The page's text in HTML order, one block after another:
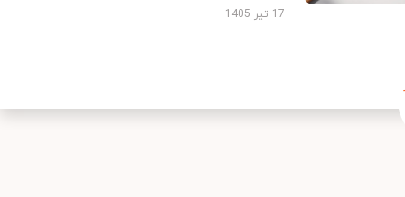
17 تیر 1405